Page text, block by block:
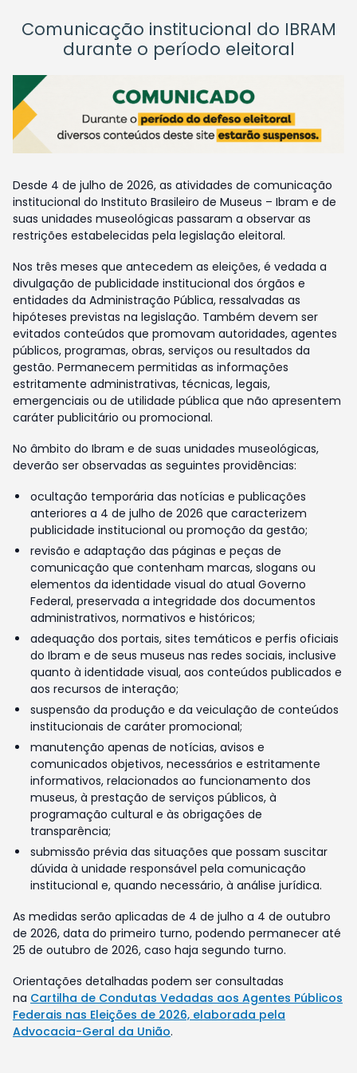
Comunicação institucional do IBRAM
durante o período eleitoral
Desde 4 de julho de 2026, as atividades de comunicação
institucional do Instituto Brasileiro de Museus – Ibram e de
suas unidades museológicas passaram a observar as
restrições estabelecidas pela legislação eleitoral.
Nos três meses que antecedem as eleições, é vedada a
divulgação de publicidade institucional dos órgãos e
entidades da Administração Pública, ressalvadas as
hipóteses previstas na legislação. Também devem ser
evitados conteúdos que promovam autoridades, agentes
públicos, programas, obras, serviços ou resultados da
gestão. Permanecem permitidas as informações
estritamente administrativas, técnicas, legais,
emergenciais ou de utilidade pública que não apresentem
caráter publicitário ou promocional.
No âmbito do Ibram e de suas unidades museológicas,
deverão ser observadas as seguintes providências:
ocultação temporária das notícias e publicações
anteriores a 4 de julho de 2026 que caracterizem
publicidade institucional ou promoção da gestão;
revisão e adaptação das páginas e peças de
comunicação que contenham marcas, slogans ou
elementos da identidade visual do atual Governo
Federal, preservada a integridade dos documentos
administrativos, normativos e históricos;
adequação dos portais, sites temáticos e perfis oficiais
do Ibram e de seus museus nas redes sociais, inclusive
quanto à identidade visual, aos conteúdos publicados e
aos recursos de interação;
suspensão da produção e da veiculação de conteúdos
institucionais de caráter promocional;
manutenção apenas de notícias, avisos e
comunicados objetivos, necessários e estritamente
informativos, relacionados ao funcionamento dos
museus, à prestação de serviços públicos, à
programação cultural e às obrigações de
transparência;
submissão prévia das situações que possam suscitar
dúvida à unidade responsável pela comunicação
institucional e, quando necessário, à análise jurídica.
As medidas serão aplicadas de 4 de julho a 4 de outubro
de 2026, data do primeiro turno, podendo permanecer até
25 de outubro de 2026, caso haja segundo turno.
Orientações detalhadas podem ser consultadas
na Cartilha de Condutas Vedadas aos Agentes Públicos
Federais nas Eleições de 2026, elaborada pela
Advocacia-Geral da União.